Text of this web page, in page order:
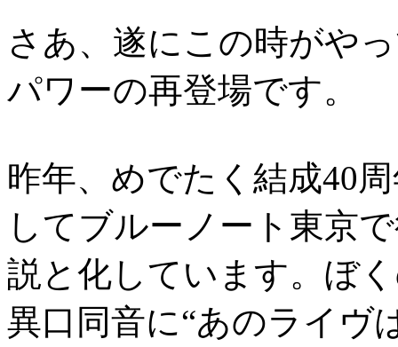
さあ、遂にこの時がや
パワーの再登場です。
昨年、めでたく結成40
してブルーノート東京
説と化しています。ぼ
異口同音に“あのライヴ